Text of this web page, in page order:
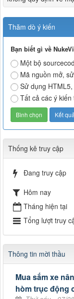
Thăm dò ý kiến
Bạn biết gì về
Một bộ
Mã nguồn mở,
Sử dụng
Tất cả các ý kiến
Thống kê truy cập
Đang truy cập
Hôm nay
Tháng hiện tại
Tổng lượt truy
Thông tin mời thầu
Mua sắm xe
hòm trục động